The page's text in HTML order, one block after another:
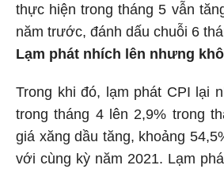
thực hiện trong tháng 5 vẫn
năm trước, đánh dấu chuỗi 6
Lạm phát nhích lên nhưng
Trong khi đó, lạm phát CPI lại
trong tháng 4 lên 2,9% trong
giá xăng dầu tăng, khoảng
với cùng kỳ năm 2021. Lạm